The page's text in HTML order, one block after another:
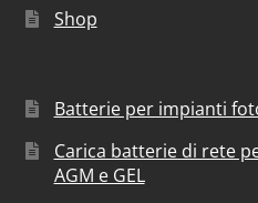
Shop
Batterie per impianti
Carica batterie di rete
AGM e GEL